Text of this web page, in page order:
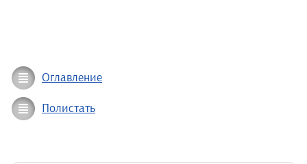
Оглавление
Полистать